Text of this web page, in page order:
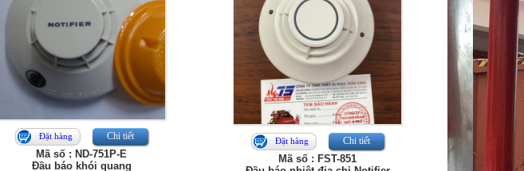
Đặt hàng Chi tiết
Mã số : ND-751P-E
Đầu báo khói quang
Đặt hàng Chi tiết
Mã số : FST-851